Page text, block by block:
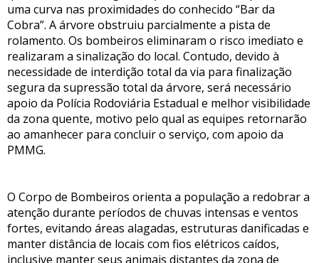
uma curva nas proximidades do conhecido “Bar da
Cobra”. A árvore obstruiu parcialmente a pista de
rolamento. Os bombeiros eliminaram o risco imediato e
realizaram a sinalização do local. Contudo, devido à
necessidade de interdição total da via para finalização
segura da supressão total da árvore, será necessário
apoio da Polícia Rodoviária Estadual e melhor visibilidade
da zona quente, motivo pelo qual as equipes retornarão
ao amanhecer para concluir o serviço, com apoio da
PMMG.
O Corpo de Bombeiros orienta a população a redobrar a
atenção durante períodos de chuvas intensas e ventos
fortes, evitando áreas alagadas, estruturas danificadas e
manter distância de locais com fios elétricos caídos,
inclusive manter seus animais distantes da zona de